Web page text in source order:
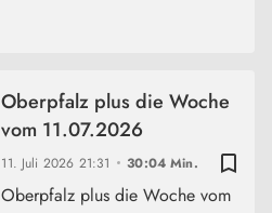
bookmark_border
11. Juli 2026 21:31 30:04 Min.
Oberpfalz plus die Woche
vom 11.07.2026
Oberpfalz plus die Woche vom